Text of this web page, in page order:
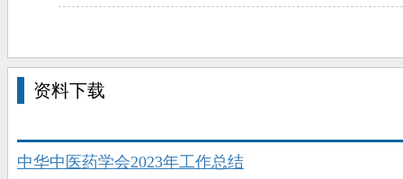
资料下载
中华中医药学会2023年工作总结